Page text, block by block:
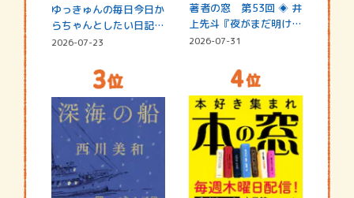
ゆっきゅんの毎日今日か
らちゃんとしたい日記
☆202…
2026-07-23
著者の窓 第53回 ◈ 井
上先斗『夜がまだ明けな
い』
2026-07-31